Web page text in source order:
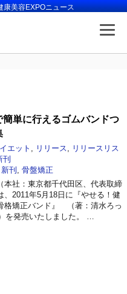
康美容EXPOニュース
単に行えるゴムバンドつ
エット リリース
リリースリス
刊
新刊
骨盤矯正
本社：東京都千代田区、代表取締
、2011年5月18日に『やせる！健
格矯正バンド』 （著：清水ろっ
を発売いたしました。 …